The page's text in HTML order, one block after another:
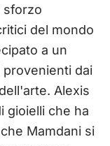
sforzo
del mondo
a un
dai
Alexis
gioielli che ha
Mamdani si